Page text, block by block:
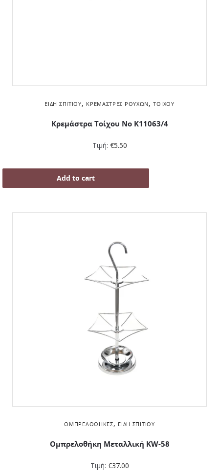
ΕΊΔΗ ΣΠΙΤΙΟΎ, ΚΡΕΜΆΣΤΡΕΣ ΡΟΎΧΩΝ,ΤΟΊΧΟΥ
Κρεμάστρα Τοίχου No K11063/4
Τιμή: €5.50
Add to cart
OΜΠΡΕΛΟΘΉΚΕΣ, ΕΊΔΗ ΣΠΙΤΙΟΎ
Ομπρελοθήκη Μεταλλική KW-58
Τιμή: €37.00